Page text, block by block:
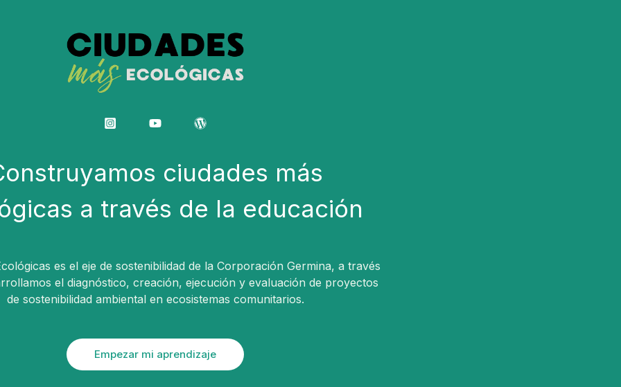
ciudades más
a través de la educación
es el eje de sostenibilidad de la Corporación Germina, a través
el diagnóstico, creación, ejecución y evaluación de proyectos
de sostenibilidad ambiental en ecosistemas comunitarios.
Empezar mi aprendizaje